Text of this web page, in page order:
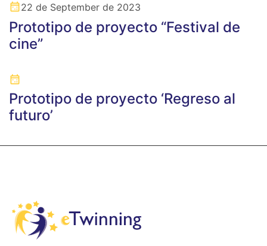
22 de September de 2023
Prototipo de proyecto “Festival de
cine”
Prototipo de proyecto ‘Regreso al
futuro’